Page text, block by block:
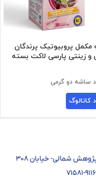
پروبیوتیک پرندگان
و زینتی پارسی لاکت بسته
کاتالوگ
شمالی- خیابان ۳۰۸